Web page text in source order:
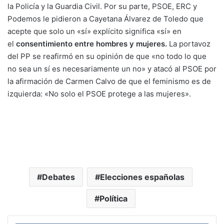
la Policía y la Guardia Civil. Por su parte, PSOE, ERC y
Podemos le pidieron a Cayetana Álvarez de Toledo que
acepte que solo un «sí» explícito significa «sí» en
el consentimiento entre hombres y mujeres. La portavoz
del PP se reafirmó en su opinión de que «no todo lo que
no sea un sí es necesariamente un no» y atacó al PSOE por
la afirmación de Carmen Calvo de que el feminismo es de
izquierda: «No solo el PSOE protege a las mujeres».
Debates Elecciones españolas
Política